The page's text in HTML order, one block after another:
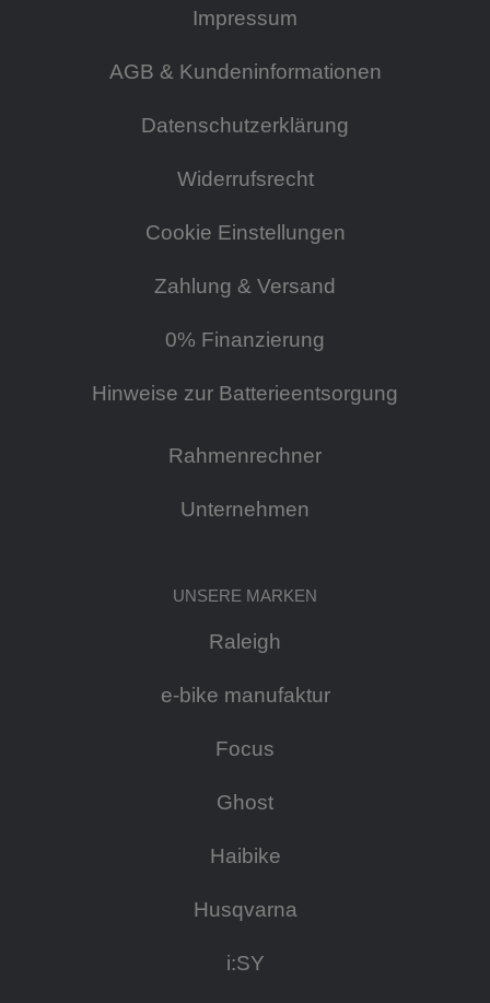
Impressum
AGB & Kundeninformationen
Datenschutzerklärung
Widerrufsrecht
Cookie Einstellungen
Zahlung & Versand
0% Finanzierung
Hinweise zur Batterieentsorgung
Rahmenrechner
Unternehmen
UNSERE MARKEN
Raleigh
e-bike manufaktur
Focus
Ghost
Haibike
Husqvarna
i:SY